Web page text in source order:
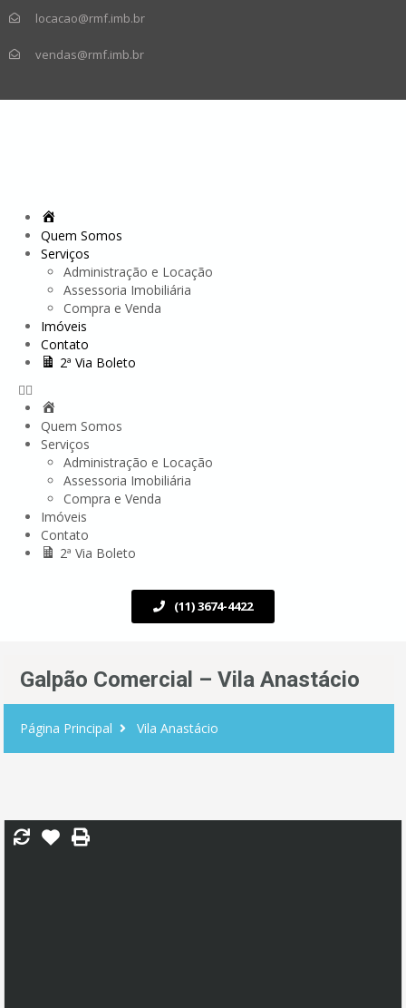
locacao@rmf.imb.br
vendas@rmf.imb.br
Quem Somos
Serviços
Administração e Locação
Assessoria Imobiliária
Compra e Venda
Imóveis
Contato
2ª Via Boleto
Quem Somos
Serviços
Administração e Locação
Assessoria Imobiliária
Compra e Venda
Imóveis
Contato
2ª Via Boleto
(11) 3674-4422
Galpão Comercial – Vila Anastácio
Página Principal Vila Anastácio